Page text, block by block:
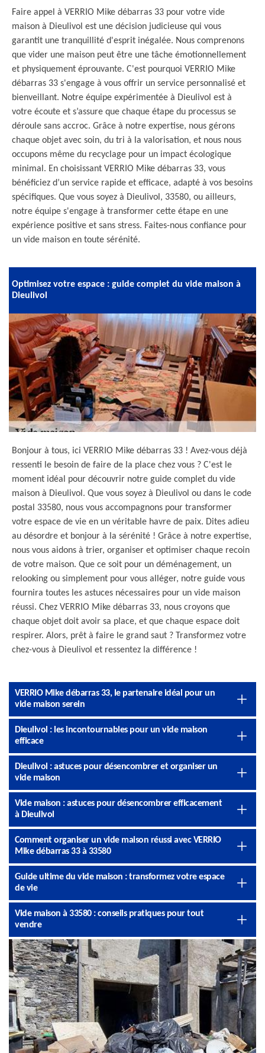
Faire appel à VERRIO Mike débarras 33 pour votre vide
maison à Dieulivol est une décision judicieuse qui vous
garantit une tranquillité d'esprit inégalée. Nous comprenons
que vider une maison peut être une tâche émotionnellement
et physiquement éprouvante. C'est pourquoi VERRIO Mike
débarras 33 s'engage à vous offrir un service personnalisé et
bienveillant. Notre équipe expérimentée à Dieulivol est à
votre écoute et s’assure que chaque étape du processus se
déroule sans accroc. Grâce à notre expertise, nous gérons
chaque objet avec soin, du tri à la valorisation, et nous nous
occupons même du recyclage pour un impact écologique
minimal. En choisissant VERRIO Mike débarras 33, vous
bénéficiez d’un service rapide et efficace, adapté à vos besoins
spécifiques. Que vous soyez à Dieulivol, 33580, ou ailleurs,
notre équipe s'engage à transformer cette étape en une
expérience positive et sans stress. Faites-nous confiance pour
un vide maison en toute sérénité.
Optimisez votre espace : guide complet du vide maison à
Dieulivol
Bonjour à tous, ici VERRIO Mike débarras 33 ! Avez-vous déjà
ressenti le besoin de faire de la place chez vous ? C'est le
moment idéal pour découvrir notre guide complet du vide
maison à Dieulivol. Que vous soyez à Dieulivol ou dans le code
postal 33580, nous vous accompagnons pour transformer
votre espace de vie en un véritable havre de paix. Dites adieu
au désordre et bonjour à la sérénité ! Grâce à notre expertise,
nous vous aidons à trier, organiser et optimiser chaque recoin
de votre maison. Que ce soit pour un déménagement, un
relooking ou simplement pour vous alléger, notre guide vous
fournira toutes les astuces nécessaires pour un vide maison
réussi. Chez VERRIO Mike débarras 33, nous croyons que
chaque objet doit avoir sa place, et que chaque espace doit
respirer. Alors, prêt à faire le grand saut ? Transformez votre
chez-vous à Dieulivol et ressentez la différence !
VERRIO Mike débarras 33, le partenaire idéal pour un
vide maison serein
Dieulivol : les incontournables pour un vide maison
efficace
Dieulivol : astuces pour désencombrer et organiser un
vide maison
Vide maison : astuces pour désencombrer efficacement
à Dieulivol
Comment organiser un vide maison réussi avec VERRIO
Mike débarras 33 à 33580
Guide ultime du vide maison : transformez votre espace
de vie
Vide maison à 33580 : conseils pratiques pour tout
vendre